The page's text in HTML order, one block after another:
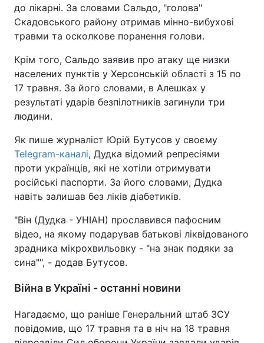
до лікарні. За словами Сальдо, "голова"
Скадовського району отримав мінно-вибухові
травми та осколкове поранення голови.
Крім того, Сальдо заявив про атаку ще низки
населених пунктів у Херсонській області з 15 по
17 травня. За його словами, в Алешках у
результаті ударів безпілотників загинули три
людини.
Як пише журналіст Юрій Бутусов у своєму
Telegram-каналі, Дудка відомий репресіями
проти українців, які не хотіли отримувати
російські паспорти. За його словами, Дудка
навіть залишав без ліків діабетиків.
"Він (Дудка - УНІАН) прославився пафосним
відео, на якому подарував батькові ліквідованого
зрадника мікрохвильовку - "на знак подяки за
сина"", - додав Бутусов.
Війна в Україні - останні новини
Нагадаємо, що раніше Генеральний штаб ЗСУ
повідомив, що 17 травня та в ніч на 18 травня